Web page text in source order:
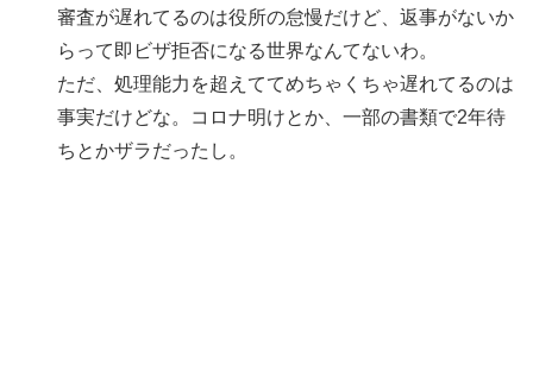
審査が遅れてるのは役所の怠慢だけど、返事がないか
らって即ビザ拒否になる世界なんてないわ。
ただ、処理能力を超えててめちゃくちゃ遅れてるのは
事実だけどな。コロナ明けとか、一部の書類で2年待
ちとかザラだったし。